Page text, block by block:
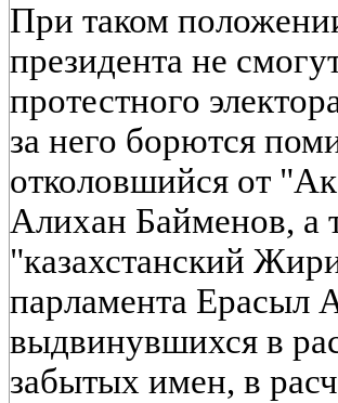
При таком
президента не
протестного
за него борются
отколовшийся от
Алихан Байменов, а
"казахстанский
парламента Ерасыл
выдвинувшихся в
забытых имен, в